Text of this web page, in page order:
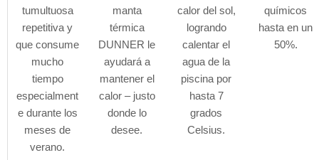
tumultuosa
repetitiva y
que consume
mucho
tiempo
especialment
e durante los
meses de
verano.
manta
térmica
DUNNER le
ayudará a
mantener el
calor – justo
donde lo
desee.
calor del sol,
logrando
calentar el
agua de la
piscina por
hasta 7
grados
Celsius.
químicos
hasta en un
50%.